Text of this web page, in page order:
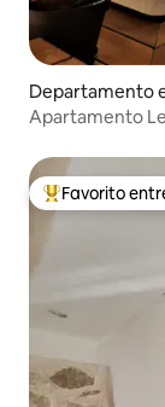
Departamento
Apartamento
De los
Favorito